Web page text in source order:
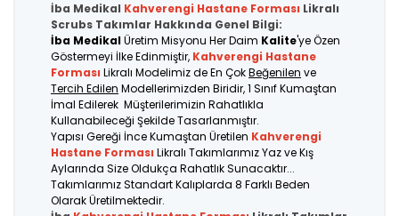
İba Medikal Kahverengi Hastane Forması Likralı
Scrubs Takımlar Hakkında Genel Bilgi:
İba MedikalÜretim Misyonu Her Daim Kalite'ye Özen
Göstermeyi İlke Edinmiştir, Kahverengi Hastane
Forması Likralı Modelimiz de En ÇokBeğenilen ve
Tercih Edilen Modellerimizden Biridir, 1 Sınıf Kumaştan
İmal Edilerek Müşterilerimizin Rahatlıkla
Kullanabileceği Şekilde Tasarlanmıştır.
Yapısı Gereği İnce Kumaştan Üretilen Kahverengi
Hastane Forması Likralı Takımlarımız Yaz ve Kış
Aylarında Size Oldukça Rahatlık Sunacaktır...
Takımlarımız Standart Kalıplarda 8 Farklı Beden
Olarak Üretilmektedir.